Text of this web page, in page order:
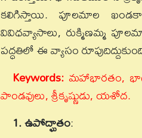
కలిగిస్తాయి. పూలమాల
వివిధవ్యాసాలు, రుక్మిణమ్మ
పద్ధతిలో ఈ వ్యాసం
Keywords: మహాభారతం,
పాండవులు, శ్రీకృష్ణుడు, యశోద.
1. ఉపోద్ఘాతం: